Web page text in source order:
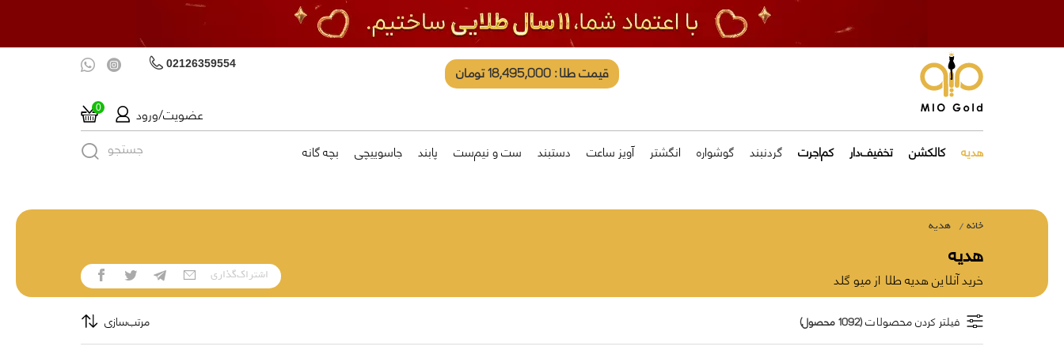
قیمت طلا: 18,495,000 تومان 02126359554
0 عضویت/ورود
هدیه کالکشن تخفیف‌دار کم‌اجرت گردنبند گوشواره انگشتر آویز ساعت دستبند ست و نیم‌ست پابند جاسوییچی بچه گانه جستجو
خانه هدیه
هدیه
خرید آنلاین هدیه طلا از میو گلد اشتراک‌گذاری
فیلتر کردن محصولات(1092 محصول) مرتب‌سازی